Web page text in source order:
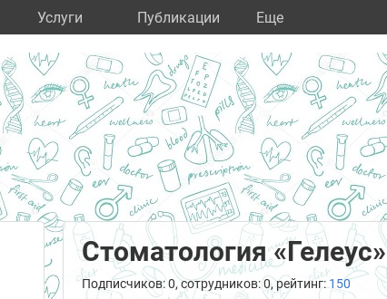
Услуги Публикации Eще
Стоматология «Гелеус»
Подписчиков: 0, сотрудников: 0, рейтинг: 150